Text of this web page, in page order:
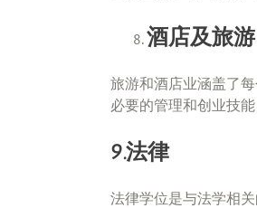
酒店及旅游
旅游和酒店业涵盖了
必要的管理和创业技
9.法律
法律学位是与法学相